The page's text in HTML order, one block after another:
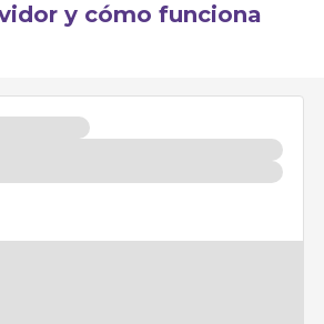
y cómo funciona